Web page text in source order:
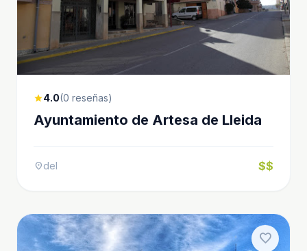
star4.0(0 reseñas)
Ayuntamiento de Artesa de Lleida
location_ondel $$
favorite